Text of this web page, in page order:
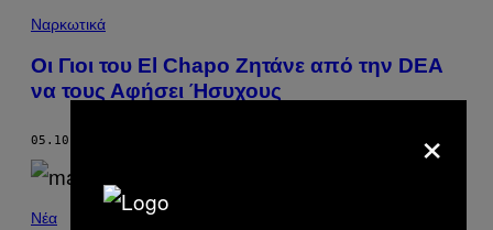
Ναρκωτικά
Οι Γιοι του El Chapo Ζητάνε από την DEA
να τους Αφήσει Ήσυχους
05.10.23
Νέα
×